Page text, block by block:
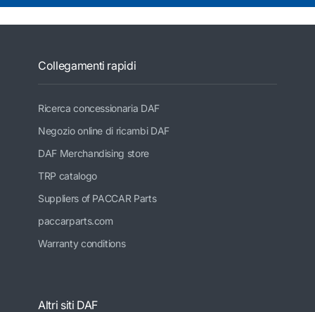
Collegamenti rapidi
Ricerca concessionaria DAF
Negozio online di ricambi DAF
DAF Merchandising store
TRP catalogo
Suppliers of PACCAR Parts
paccarparts.com
Warranty conditions
Altri siti DAF